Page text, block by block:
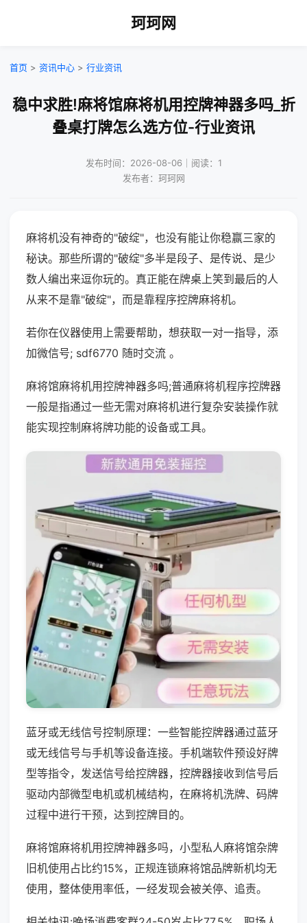
珂珂网
首页 > 资讯中心 > 行业资讯
稳中求胜!麻将馆麻将机用控牌神器多吗_折
叠桌打牌怎么选方位-行业资讯
发布时间：2026-08-06｜阅读：1
发布者：珂珂网
麻将机没有神奇的"破绽"，也没有能让你稳赢三家的
秘诀。那些所谓的"破绽"多半是段子、是传说、是少
数人编出来逗你玩的。真正能在牌桌上笑到最后的人
从来不是靠"破绽"，而是靠程序控牌麻将机。
若你在仪器使用上需要帮助，想获取一对一指导，添
加微信号; sdf6770 随时交流 。
麻将馆麻将机用控牌神器多吗;普通麻将机程序控牌器
一般是指通过一些无需对麻将机进行复杂安装操作就
能实现控制麻将牌功能的设备或工具。
蓝牙或无线信号控制原理：一些智能控牌器通过蓝牙
或无线信号与手机等设备连接。手机端软件预设好牌
型等指令，发送信号给控牌器，控牌器接收到信号后
驱动内部微型电机或机械结构，在麻将机洗牌、码牌
过程中进行干预，达到控牌目的。
麻将馆麻将机用控牌神器多吗，小型私人麻将馆杂牌
旧机使用占比约15%，正规连锁麻将馆品牌新机均无
使用，整体使用率低，一经发现会被关停、追责。